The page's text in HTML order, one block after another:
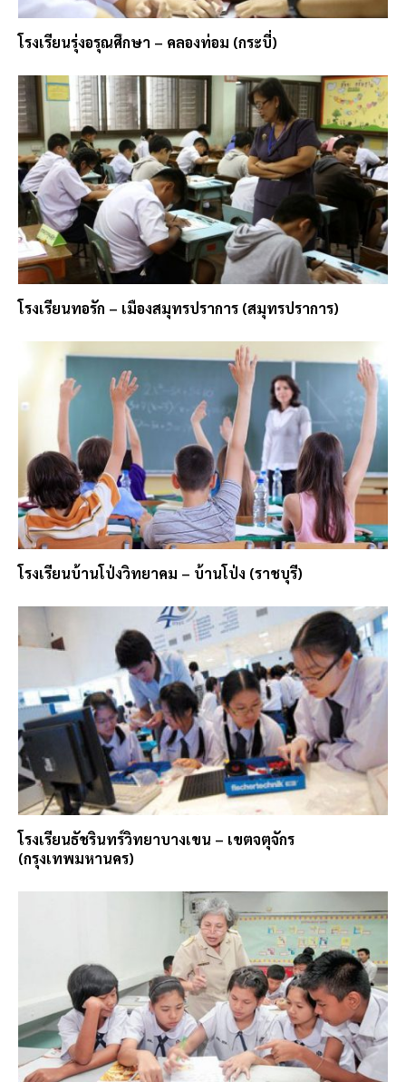
โรงเรียนรุ่งอรุณศึกษา – คลองท่อม (กระบี่)
โรงเรียนทอรัก – เมืองสมุทรปราการ (สมุทรปราการ)
โรงเรียนบ้านโป่งวิทยาคม – บ้านโป่ง (ราชบุรี)
โรงเรียนธัชรินทร์วิทยาบางเขน – เขตจตุจักร
(กรุงเทพมหานคร)